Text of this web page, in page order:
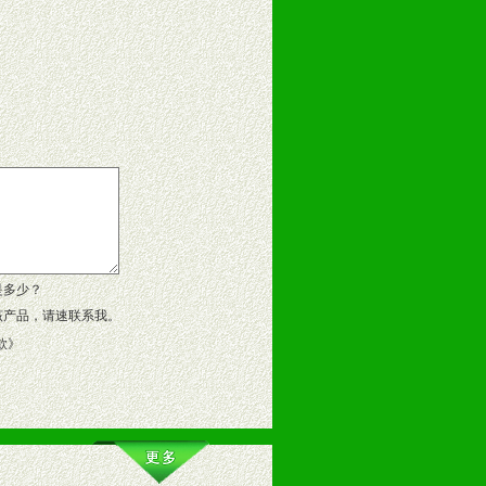
作手册、专柜咨询手册等各种市
多少？
品，请速联系我。
》